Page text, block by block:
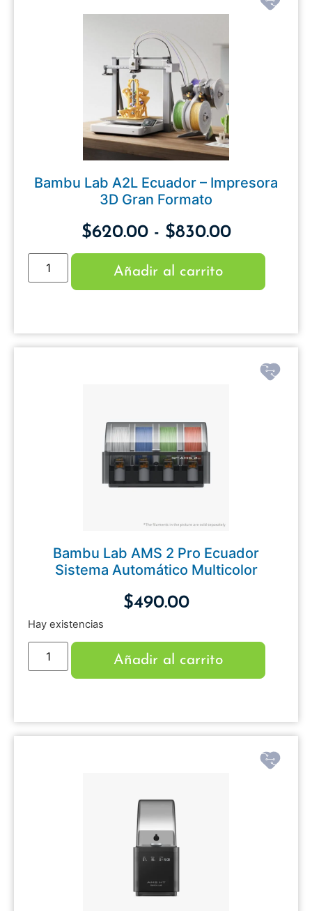
Bambu Lab A2L Ecuador – Impresora
3D Gran Formato
$620.00 - $830.00
Añadir al carrito
Bambu Lab AMS 2 Pro Ecuador
Sistema Automático Multicolor
$490.00
Hay existencias
Añadir al carrito